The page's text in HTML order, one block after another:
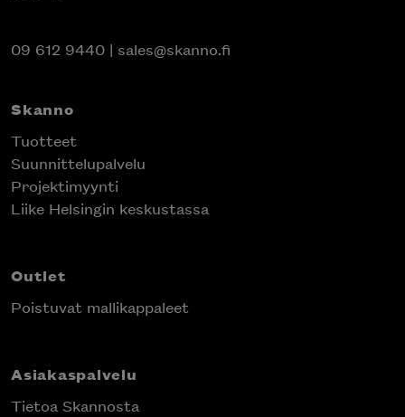
09 612 9440 | sales@skanno.fi
Skanno
Tuotteet
Suunnittelupalvelu
Projektimyynti
Liike Helsingin keskustassa
Outlet
Poistuvat mallikappaleet
Asiakaspalvelu
Tietoa Skannosta